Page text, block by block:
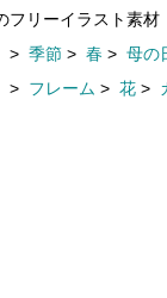
フリーイラスト素材
> 季節 > 春 > 母の
> フレーム > 花 >